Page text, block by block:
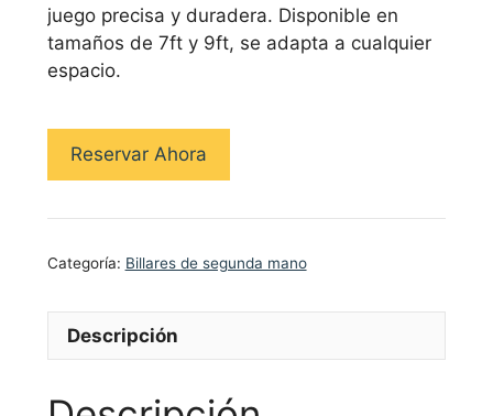
juego precisa y duradera. Disponible en
tamaños de 7ft y 9ft, se adapta a cualquier
espacio.
Reservar Ahora
Categoría: Billares de segunda mano
Descripción